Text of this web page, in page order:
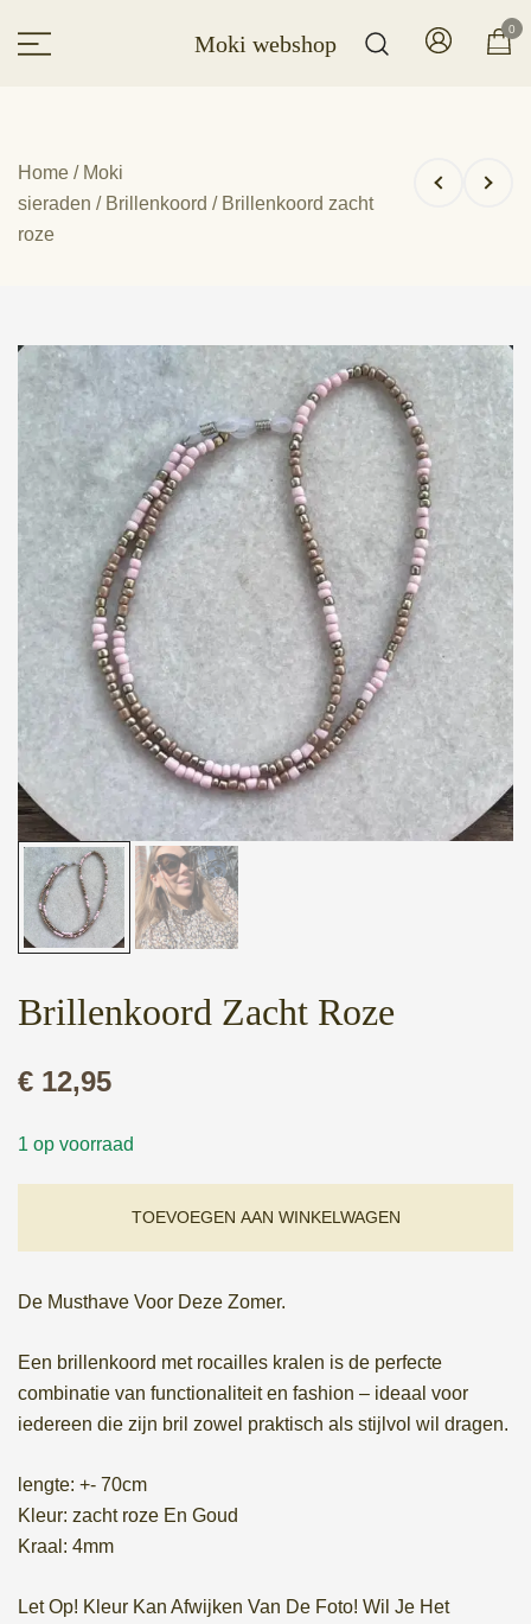
naar
Moki webshop
0
Home / Moki
sieraden / Brillenkoord / Brillenkoord zacht
roze
Brillenkoord Zacht Roze
€ 12,95
1 op voorraad
TOEVOEGEN AAN WINKELWAGEN
De Musthave Voor Deze Zomer.
Een brillenkoord met rocailles kralen is de perfecte
combinatie van functionaliteit en fashion – ideaal voor
iedereen die zijn bril zowel praktisch als stijlvol wil dragen.
lengte: +- 70cm
Kleur: zacht roze En Goud
Kraal: 4mm
Let Op! Kleur Kan Afwijken Van De Foto! Wil Je Het